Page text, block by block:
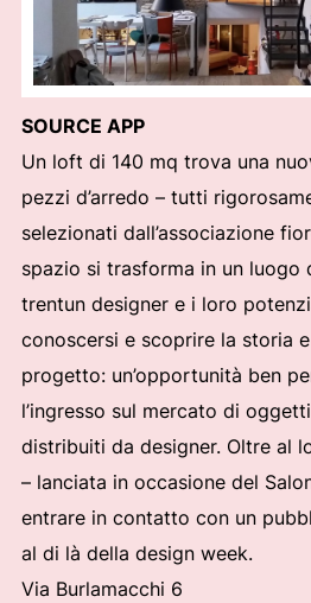
SOURCE APP
Un loft di 140 mq trova una
pezzi d’arredo – tutti
selezionati dall’associazione
spazio si trasforma in un luogo
trentun designer e i loro
conoscersi e scoprire la storia
progetto: un’opportunità ben
l’ingresso sul mercato di
distribuiti da designer. Oltre al
– lanciata in occasione del
entrare in contatto con un
al di là della design week.
Via Burlamacchi 6